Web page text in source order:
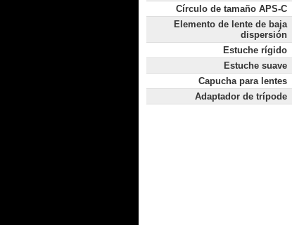
Círculo de tamaño APS-C
Elemento de lente de baja
dispersión
Estuche rígido
Estuche suave
Capucha para lentes
Adaptador de trípode